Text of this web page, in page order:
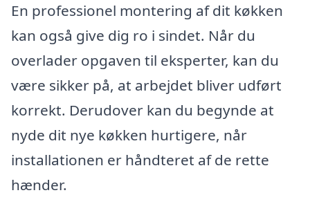
En professionel montering af dit køkken
kan også give dig ro i sindet. Når du
overlader opgaven til eksperter, kan du
være sikker på, at arbejdet bliver udført
korrekt. Derudover kan du begynde at
nyde dit nye køkken hurtigere, når
installationen er håndteret af de rette
hænder.